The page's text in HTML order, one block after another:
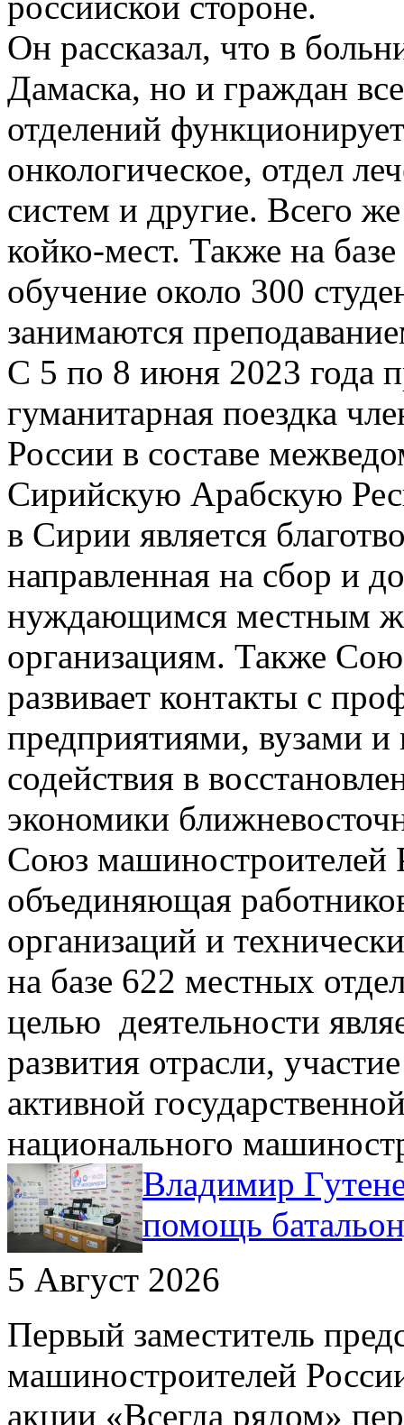
Он рассказал, что в
Дамаска, но и граждан
отделений
онкологическое, отдел
систем и другие. Всего
койко-мест. Также на
обучение около 300
занимаются
С 5 по 8 июня 2023 года
гуманитарная поездка
России в составе
Сирийскую Арабскую
в Сирии является
направленная на сбор и
нуждающимся местным
организациям. Также
развивает контакты с
предприятиями, вузами и
содействия в
экономики
Союз машиностроителей
объединяющая
организаций и
на базе 622 местных
целью деятельности
развития отрасли,
активной
национального
Владимир
помощь
5 Август 2026
Первый заместитель
машиностроителей
акции «Всегда рядом»